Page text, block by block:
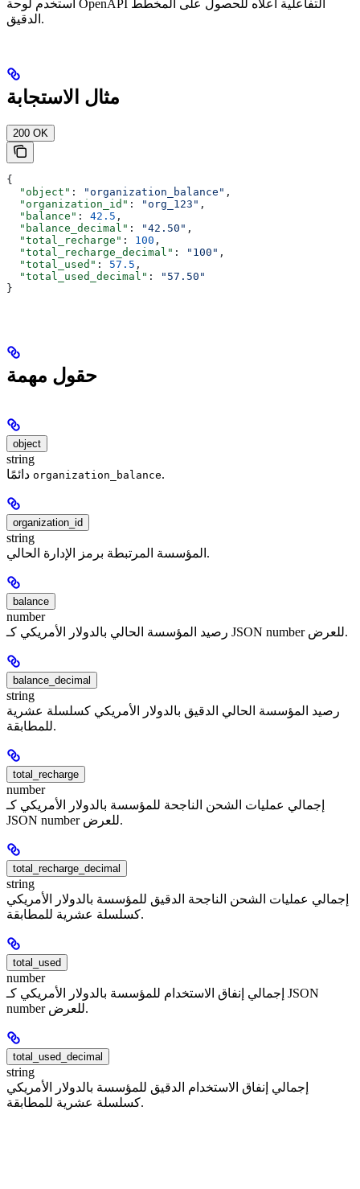
استخدم لوحة OpenAPI التفاعلية أعلاه للحصول على المخطط
الدقيق.
مثال الاستجابة
200 OK
{
  "object"
: "organization_balance" ,
  "organization_id"
: "org_123" ,
  "balance"
: 42.5 ,
  "balance_decimal"
: "42.50" ,
  "total_recharge"
: 100 ,
  "total_recharge_decimal"
: "100" ,
  "total_used"
: 57.5 ,
  "total_used_decimal"
:
"57.50"
}
حقول مهمة
object
string
organization_balance.
organization_id
string
المؤسسة المرتبطة برمز الإدارة الحالي.
balance
number
رصيد المؤسسة الحالي بالدولار الأمريكي كـ JSON number للعرض.
balance_decimal
string
رصيد المؤسسة الحالي الدقيق بالدولار الأمريكي كسلسلة عشرية
للمطابقة.
total_recharge
number
إجمالي عمليات الشحن الناجحة للمؤسسة بالدولار الأمريكي كـ
JSON number للعرض.
total_recharge_decimal
string
إجمالي عمليات الشحن الناجحة الدقيق للمؤسسة بالدولار الأمريكي
كسلسلة عشرية للمطابقة.
total_used
number
إجمالي إنفاق الاستخدام للمؤسسة بالدولار الأمريكي كـ JSON
number للعرض.
total_used_decimal
string
إجمالي إنفاق الاستخدام الدقيق للمؤسسة بالدولار الأمريكي
كسلسلة عشرية للمطابقة.